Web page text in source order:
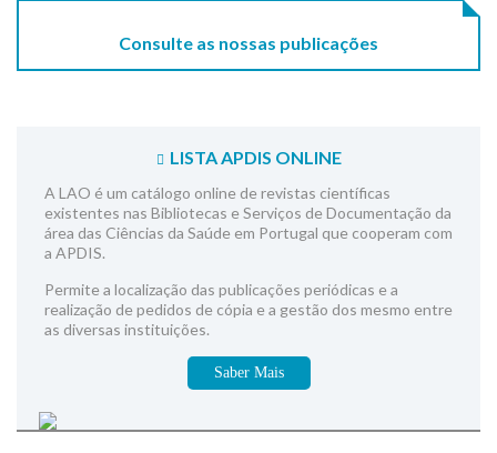
Consulte as nossas publicações
LISTA APDIS ONLINE
A LAO é um catálogo online de revistas científicas
existentes nas Bibliotecas e Serviços de Documentação da
área das Ciências da Saúde em Portugal que cooperam com
a APDIS.
Permite a localização das publicações periódicas e a
realização de pedidos de cópia e a gestão dos mesmo entre
as diversas instituições.
Saber Mais